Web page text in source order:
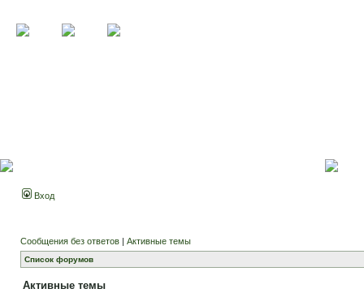
Вход
Сообщения без ответов | Активные темы
Список форумов
Активные темы